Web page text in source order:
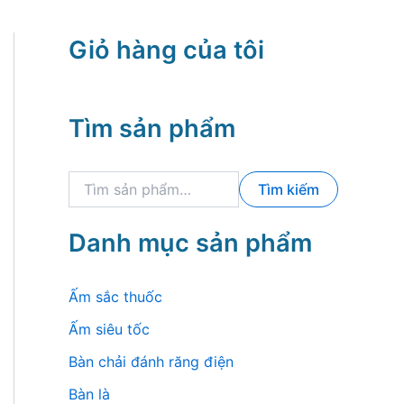
Giỏ hàng của tôi
Tìm sản phẩm
k
m
:
Tìm kiếm
Danh mục sản phẩm
Ấm sắc thuốc
Ấm siêu tốc
Bàn chải đánh răng điện
Bàn là